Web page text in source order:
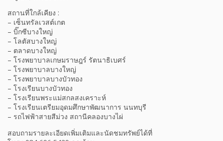
สถานที่ใกล้เคียง :
– เซ็นทรัลเวสต์เกต
– บิ๊กซีบางใหญ่
– โลตัสบางใหญ่
– ตลาดบางใหญ่
– โรงพยาบาลเกษมราษฎร์ รัตนาธิเบศร์
– โรงพยาบาลบางใหญ่
– โรงพยาบาลบางบัวทอง
– โรงเรียนบางบัวทอง
– โรงเรียนพระแม่สกลสงเคราะห์
– โรงเรียนเตรียมอุดมศึกษาพัฒนาการ นนทบุรี
– รถไฟฟ้าสายสีม่วง สถานีคลองบางไผ่
สอบถามรายละเอียดเพิ่มเติมและนัดชมทรัพย์ได้ที่